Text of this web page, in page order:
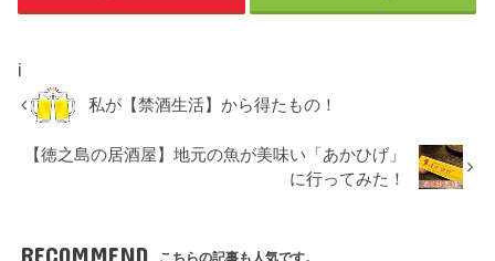
i
私が【禁酒生活】から得たもの！
【徳之島の居酒屋】地元の魚が美味い「あかひげ」
に行ってみた！
RECOMMEND